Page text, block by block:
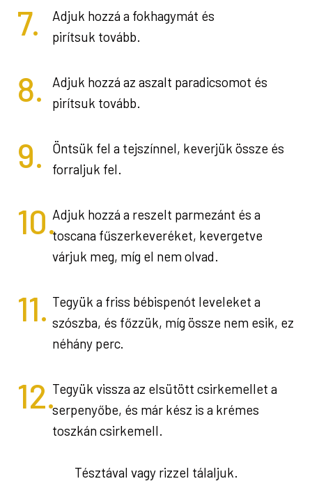
7.
Adjuk hozzá a fokhagymát és
pirítsuk tovább.
8.
Adjuk hozzá az aszalt paradicsomot és
pirítsuk tovább.
9.
Öntsük fel a tejszínnel, keverjük össze és
forraljuk fel.
10.Adjuk hozzá a reszelt parmezánt és a
toscana fűszerkeveréket, kevergetve
várjuk meg, míg el nem olvad.
11.Tegyük a friss bébispenót leveleket a
szószba, és főzzük, míg össze nem esik, ez
néhány perc.
12.Tegyük vissza az elsütött csirkemellet a
serpenyőbe, és már kész is a krémes
toszkán csirkemell.
Tésztával vagy rizzel tálaljuk.